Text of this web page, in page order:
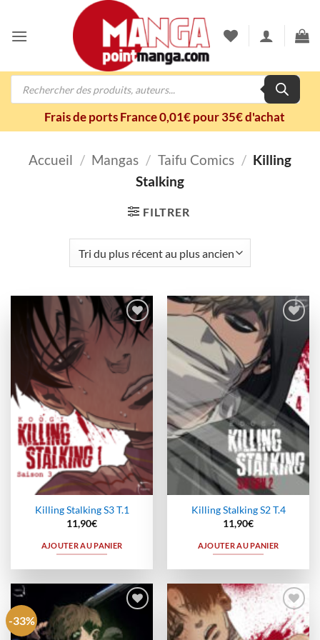
contenu
Recherche
Frais de ports France 0,01€ pour 35€ d'achat
Accueil / Mangas / Taifu Comics / Killing
Stalking
FILTRER
Ajouter
à la
Killing Stalking S3 T.1
11,90€
AJOUTER AU PANIER
wishlist
Killing Stalking S2 T.4
11,90€
AJOUTER AU PANIER
-33%
Ajouter
à la